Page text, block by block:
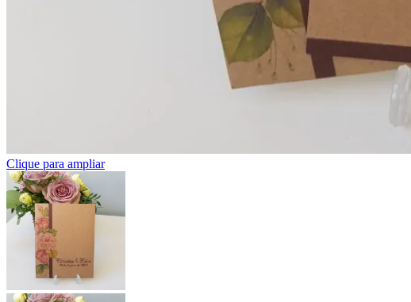
Clique para ampliar